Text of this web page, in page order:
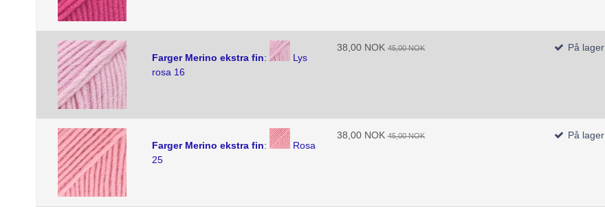
Farger Merino ekstra fin:
Lys
rosa 16
38,00 NOK 45,00 NOK På lager
Farger Merino ekstra fin:
Rosa
25
38,00 NOK 45,00 NOK På lager